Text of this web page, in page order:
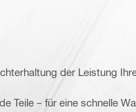
der Leistung
Teile – für eine schnelle